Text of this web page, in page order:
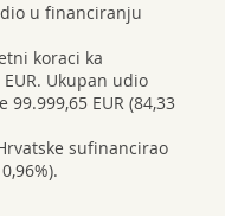
u financiranju
koraci ka
Ukupan udio
EUR (84,33
sufinancirao